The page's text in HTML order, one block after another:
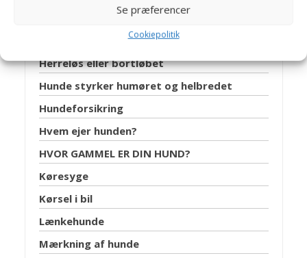
Se præferencer
Cookiepolitik
Herreløs eller bortløbet
Hunde styrker humøret og helbredet
Hundeforsikring
Hvem ejer hunden?
HVOR GAMMEL ER DIN HUND?
Køresyge
Kørsel i bil
Lænkehunde
Mærkning af hunde